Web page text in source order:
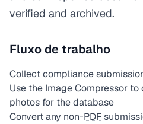
verified and archived.
Fluxo de trabalho
Collect compliance
Use the Image Compressor
photos for the database
Convert any non-PDF